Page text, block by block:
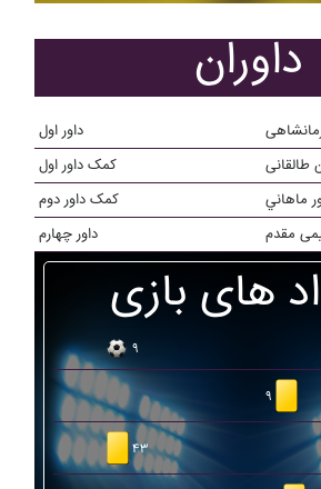
داوران
داور اول
کمک داور اول
کمک داور دوم
ماهاني
داور چهارم
مقدم
های بازی
۹
۹
۴۳